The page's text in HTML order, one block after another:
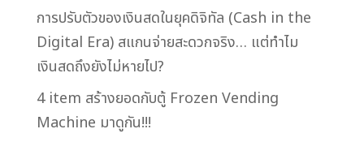
การปรับตัวของเงินสดในยุคดิจิทัล (Cash in the
Digital Era) สแกนจ่ายสะดวกจริง… แต่ทำไม
เงินสดถึงยังไม่หายไป?
4 item สร้างยอดกับตู้ Frozen Vending
Machine มาดูกัน!!!